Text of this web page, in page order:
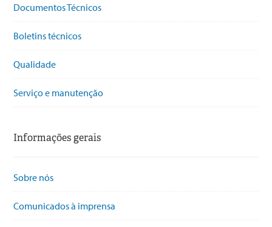
Documentos Técnicos
Boletins técnicos
Qualidade
Serviço e manutenção
Informações gerais
Sobre nós
Comunicados à imprensa